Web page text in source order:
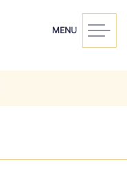
MENU